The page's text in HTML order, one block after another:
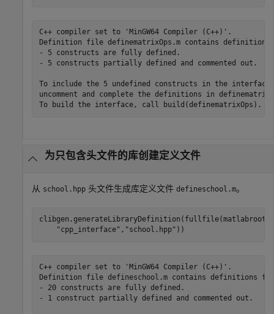
C++ compiler set to 'MinGW64 Compiler (C++)'.
Definition file definematrixOps.m contains definitions
- 5 constructs are fully defined.
- 5 constructs partially defined and commented out.
To include the 5 undefined constructs in the
uncomment and complete the definitions in
To build the interface, call build(definematrixOps).
为只包含头文件的库创建定义文件
从 school.hpp 头文件生成库定义文件 defineschool.m。
clibgen.generateLibraryDefinition(fullfile(matlabroot,
"cpp_interface" , "school.hpp" ))
C++ compiler set to 'MinGW64 Compiler (C++)'.
Definition file defineschool.m contains definitions for
- 20 constructs are fully defined.
- 1 construct partially defined and commented out.